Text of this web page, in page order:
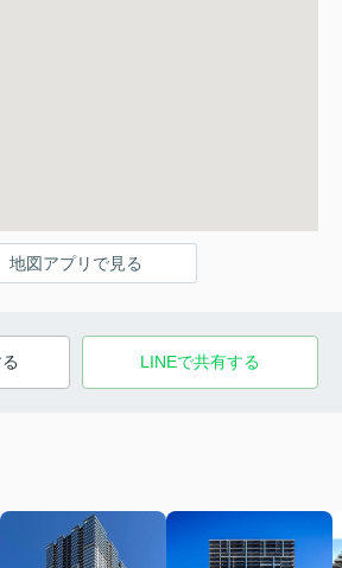
地図アプリで見る
LINEで共有する